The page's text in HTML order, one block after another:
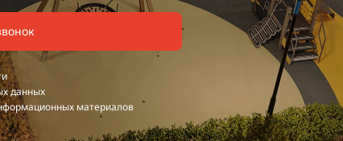
данных
материалов